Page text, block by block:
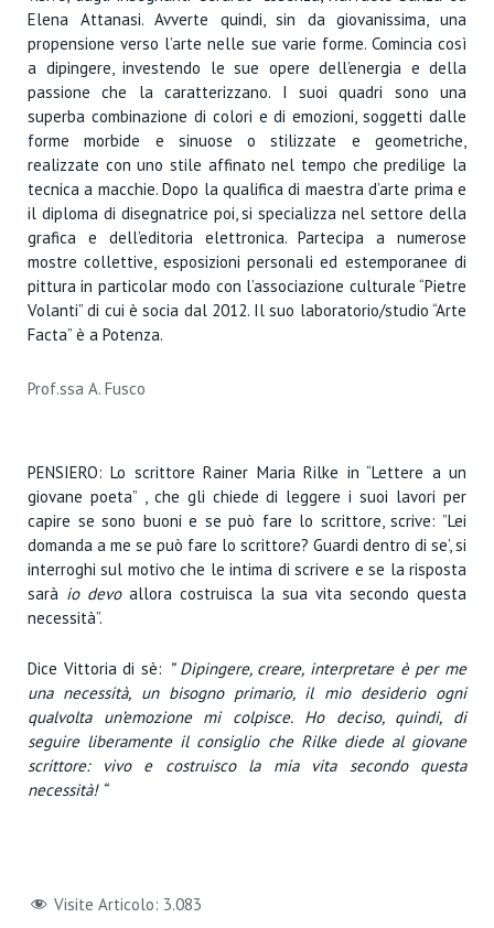
Elena Attanasi. Avverte quindi, sin da giovanissima, una
propensione verso l’arte nelle sue varie forme. Comincia così
a dipingere, investendo le sue opere dell’energia e della
passione che la caratterizzano. I suoi quadri sono una
superba combinazione di colori e di emozioni, soggetti dalle
forme morbide e sinuose o stilizzate e geometriche,
realizzate con uno stile affinato nel tempo che predilige la
tecnica a macchie. Dopo la qualifica di maestra d’arte prima e
il diploma di disegnatrice poi, si specializza nel settore della
grafica e dell’editoria elettronica. Partecipa a numerose
mostre collettive, esposizioni personali ed estemporanee di
pittura in particolar modo con l’associazione culturale “Pietre
Volanti” di cui è socia dal 2012. Il suo laboratorio/studio “Arte
Facta” è a Potenza.
Prof.ssa A. Fusco
PENSIERO:Lo scrittore Rainer Maria Rilke in “Lettere a un
giovane poeta” , che gli chiede di leggere i suoi lavori per
capire se sono buoni e se può fare lo scrittore, scrive: ”Lei
domanda a me se può fare lo scrittore? Guardi dentro di se’, si
interroghi sul motivo che le intima di scrivere e se la risposta
sarà io devo allora costruisca la sua vita secondo questa
necessità”.
Dice Vittoria di sè: ” Dipingere, creare, interpretare è per me
una necessità, un bisogno primario, il mio desiderio ogni
qualvolta un’emozione mi colpisce. Ho deciso, quindi, di
seguire liberamente il consiglio che Rilke diede al giovane
scrittore: vivo e costruisco la mia vita secondo questa
necessità! “
Visite Articolo: 3.083